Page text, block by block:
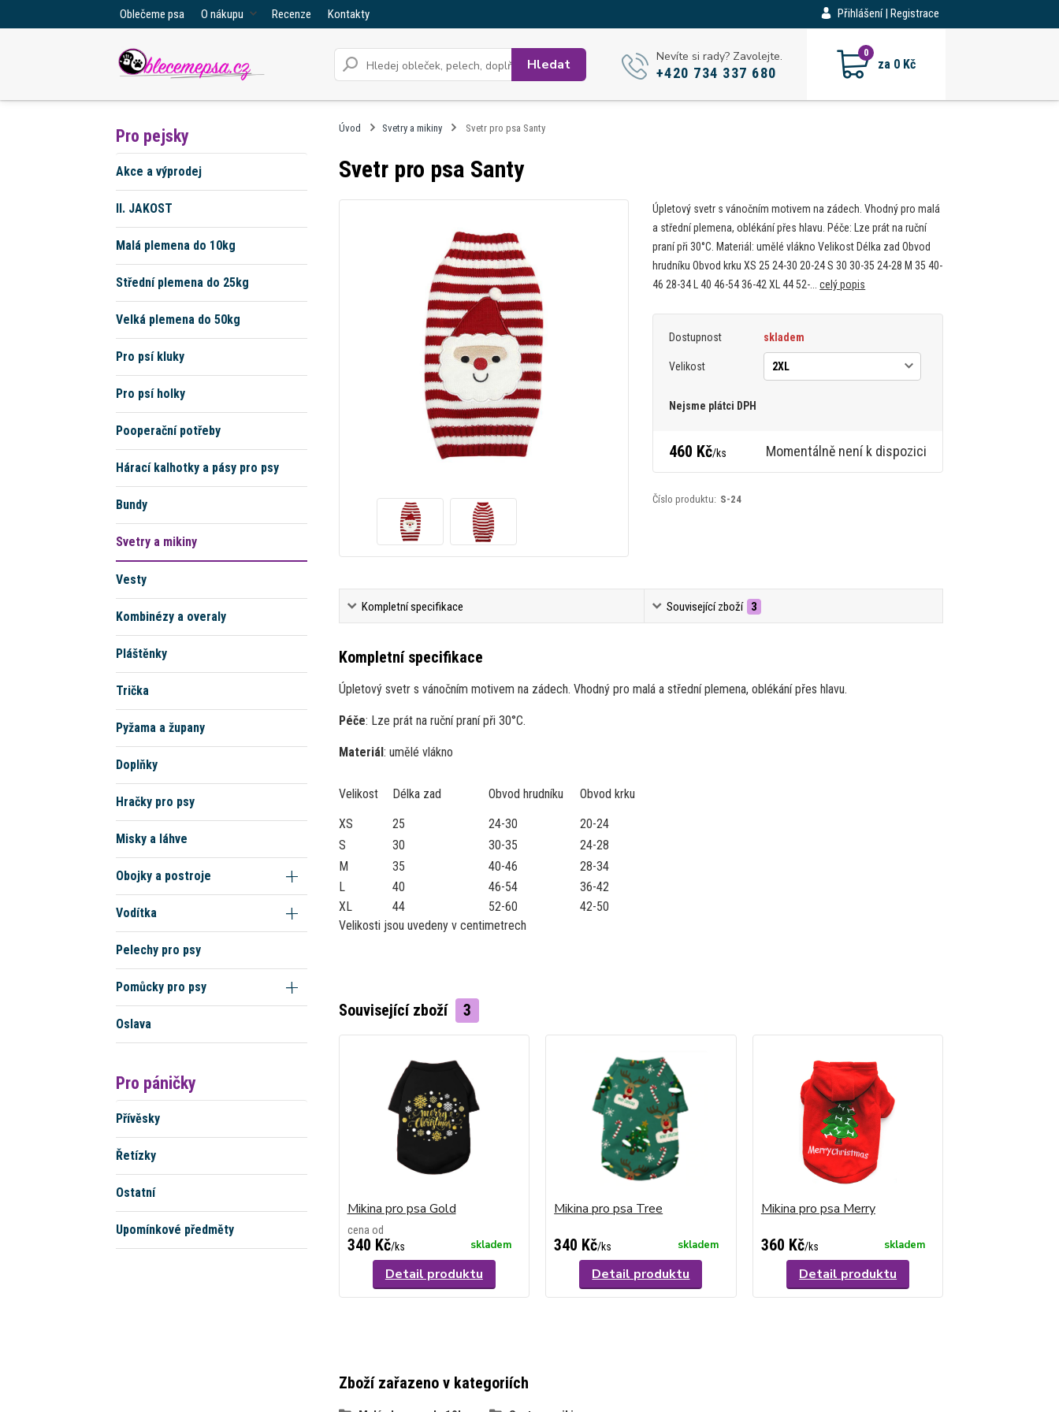
Oblečeme psa O nákupu Recenze Kontakty Přihlášení | Registrace
Hledat Nevíte si rady? Zavolejte.
+420 734 337 680
0
za 0 Kč
Pro pejsky
Akce a výprodej
II. JAKOST
Malá plemena do 10kg
Střední plemena do 25kg
Velká plemena do 50kg
Pro psí kluky
Pro psí holky
Pooperační potřeby
Hárací kalhotky a pásy pro psy
Bundy
Svetry a mikiny
Vesty
Kombinézy a overaly
Pláštěnky
Trička
Pyžama a župany
Doplňky
Hračky pro psy
Misky a láhve
Obojky a postroje
Vodítka
Pelechy pro psy
Pomůcky pro psy
Oslava
Pro páničky
Přívěsky
Řetízky
Ostatní
Upomínkové předměty
Úvod Svetry a mikiny Svetr pro psa Santy
Svetr pro psa Santy
Úpletový svetr s vánočním motivem na zádech. Vhodný pro malá
a střední plemena, oblékání přes hlavu. Péče: Lze prát na ruční
praní při 30°C. Materiál: umělé vlákno Velikost Délka zad Obvod
hrudníku Obvod krku XS 25 24-30 20-24 S 30 30-35 24-28 M 35 40-
46 28-34 L 40 46-54 36-42 XL 44 52-...celý popis
Dostupnost skladem
Velikost
Nejsme plátci DPH
460 Kč/ks Momentálně není k dispozici
Číslo produktu: S-24
Kompletní specifikace Související zboží 3
Kompletní specifikace
Úpletový svetr s vánočním motivem na zádech. Vhodný pro malá a střední plemena, oblékání přes hlavu.
Péče: Lze prát na ruční praní při 30°C.
Materiál: umělé vlákno
Velikost Délka zad Obvod hrudníku
Obvod krku
XS
25 24-30
20-24
S
30 30-35
24-28
M
35 40-46
28-34
L
40 46-54
36-42
XL
44 52-60
42-50
Velikosti jsou uvedeny v centimetrech
Související zboží 3
Mikina pro psa Gold
cena od
340 Kč/ks skladem
Detail produktu
Mikina pro psa Tree
340 Kč/ks skladem
Detail produktu
Mikina pro psa Merry
360 Kč/ks skladem
Detail produktu
Zboží zařazeno v kategoriích